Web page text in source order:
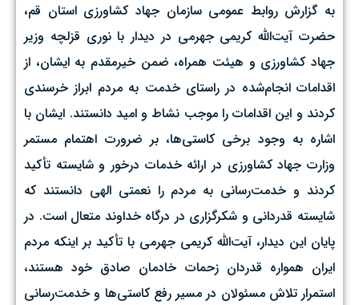
به گزارش روابط عمومی سازمان جهاد کشاورزی استان قم،
حضرت آیت‌الله کریمی جهرمی در دیدار با نوری قزلچه وزیر
جهاد کشاورزی و هیئت همراه، ضمن خیرمقدم به ایشان، از
اقدامات انجام‌شده در راستای خدمت به مردم ابراز خرسندی
کردند و این اقدامات را موجب نشاط و امید دانستند. ایشان با
اشاره به وجود برخی کاستی‌ها، بر ضرورت اهتمام مستمر
وزارت جهاد کشاورزی در ارائه خدمات درخور و شایسته تأکید
کردند و خدمت‌رسانی به مردم را نعمتی الهی دانستند که
شایسته قدردانی و شکرگزاری در درگاه خداوند متعال است. در
پایان این دیدار، آیت‌الله کریمی جهرمی با تأکید بر اینکه مردم
ایران همواره قدردان زحمات خادمان صادق خود هستند،
استمرار تلاش مسئولان در مسیر رفع کاستی‌ها و خدمت‌رسانی